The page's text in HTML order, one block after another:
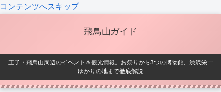
コンテンツへスキップ
飛鳥山ガイド
王子・飛鳥山周辺のイベント＆観光情報。お祭りから3つの博物館、渋沢栄一
ゆかりの地まで徹底解説